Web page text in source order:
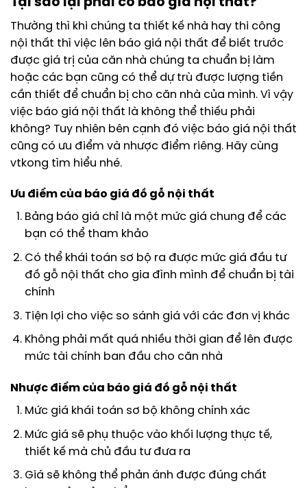
Tại sao lại phải có báo giá nội thất?
Thường thì khi chúng ta thiết kế nhà hay thi công
nội thất thì việc lên báo giá nội thất để biết trước
được giá trị của căn nhà chúng ta chuẩn bị làm
hoặc các bạn cũng có thể dự trù được lượng tiền
cần thiết để chuẩn bị cho căn nhà của mình. Vì vậy
việc báo giá nội thất là không thể thiếu phải
không? Tuy nhiên bên cạnh đó việc báo giá nội thất
cũng có ưu điểm và nhược điểm riêng. Hãy cùng
vtkong tìm hiểu nhé.
Ưu điểm của báo giá đồ gỗ nội thất
Bảng báo giá chỉ là một mức giá chung để các
bạn có thể tham khảo
Có thể khái toán sơ bộ ra được mức giá đầu tư
đồ gỗ nội thất cho gia đình mình để chuẩn bị tài
chính
Tiện lợi cho việc so sánh giá với các đơn vị khác
Không phải mất quá nhiều thời gian để lên được
mức tài chính ban đầu cho căn nhà
Nhược điểm của báo giá đồ gỗ nội thất
Mức giá khái toán sơ bộ không chính xác
Mức giá sẽ phụ thuộc vào khối lượng thực tế,
thiết kế mà chủ đầu tư đưa ra
Giá sẽ không thể phản ánh được đúng chất